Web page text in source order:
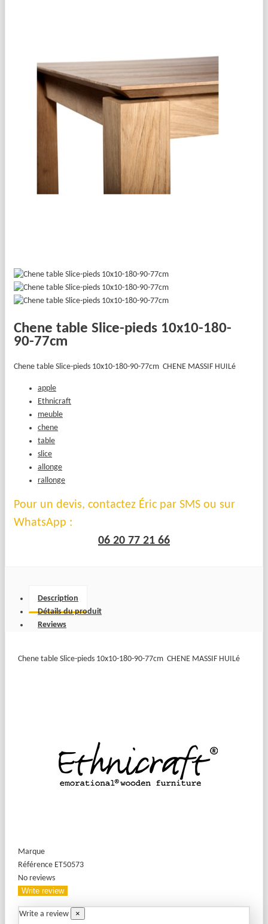
Chene table Slice-pieds 10x10-180-
90-77cm
Chene table Slice-pieds 10x10-180-90-77cm CHENE MASSIF HUILé
apple
Ethnicraft
meuble
chene
table
slice
allonge
rallonge
Pour un devis, contactez Éric par SMS ou sur
WhatsApp :
06 20 77 21 66
Description
Détails du produit
Reviews
Chene table Slice-pieds 10x10-180-90-77cm CHENE MASSIF HUILé
Marque
Référence ET50573
No reviews
Write review
Write a review
×